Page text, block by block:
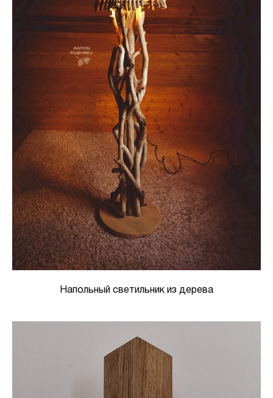
Напольный светильник из дерева